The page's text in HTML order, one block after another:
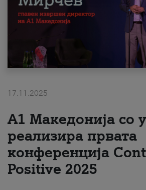
Приватни Деловни
Поддршка
Надополни кредит
#ПодобарОнлајн
17.11.2025
А1 Македонија со
реализира првата
конференција
Positive 2025